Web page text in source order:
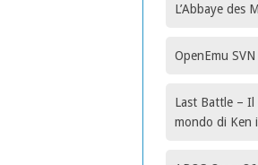
L’Abbaye des
OpenEmu
Last Battle – Il
mondo di Ken